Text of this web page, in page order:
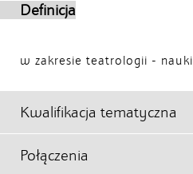
Definicja
w zakresie teatrologii - nauki
Kwalifikacja tematyczna
Połączenia